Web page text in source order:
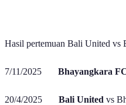
Hasil pertemuan Bali United vs
7/11/2025 Bhayangkara
20/4/2025 Bali United vs